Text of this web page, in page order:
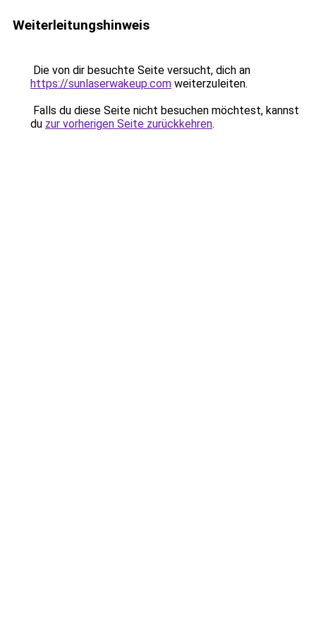
Weiterleitungshinweis
Die von dir besuchte Seite versucht, dich an
https://sunlaserwakeup.com weiterzuleiten.
Falls du diese Seite nicht besuchen möchtest, kannst
du zur vorherigen Seite zurückkehren.